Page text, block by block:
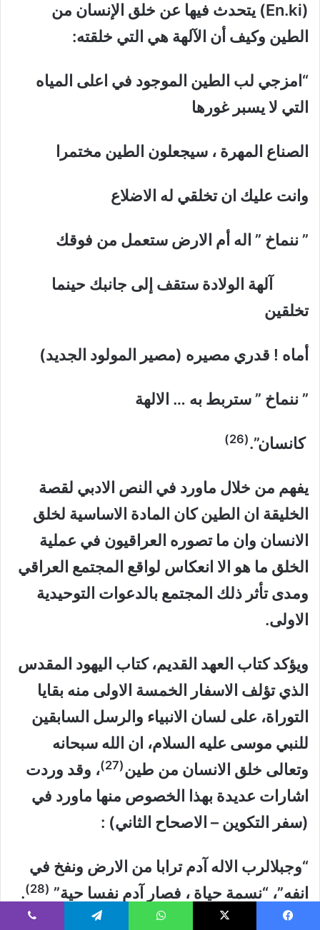
(En.ki) يتحدث فيها عن خلق الإنسان من
الطين وكيف أن الآلهة هي التي خلقته:
“امزجي لب الطين الموجود في اعلى المياه
التي لا يسبر غورها
الصناع المهرة ، سيجعلون الطين مختمرا
وانت عليك ان تخلقي له الاضلاع
” ننماخ ” اله أم الارض ستعمل من فوقك
آلهة الولادة ستقف إلى جانبك حينما
تخلقين
أماه ! قدري مصيره (مصير المولود الجديد)
” ننماخ ” ستربط به … الالهة
كانسان”.(26)
يفهم من خلال ماورد في النص الادبي لقصة
الخليقة ان الطين كان المادة الاساسية لخلق
الانسان وان ما تصوره العراقيون في عملية
الخلق ما هو الا انعكاس لواقع المجتمع العراقي
ومدى تأثر ذلك المجتمع بالدعوات التوحيدية
الاولى.
ويؤكد كتاب العهد القديم، كتاب اليهود المقدس
الذي تؤلف الاسفار الخمسة الاولى منه بقايا
التوراة، على لسان الانبياء والرسل السابقين
للنبي موسى عليه السلام، ان الله سبحانه
وتعالى خلق الانسان من طين(27)
، وقد وردت
اشارات عديدة بهذا الخصوص منها ماورد في
(سفر التكوين – الاصحاح الثاني) :
“وجبلالرب الاله آدم ترابا من الارض ونفخ في
انفه”، “نسمة حياة ، فصار آدم نفسا حية” (28)
.